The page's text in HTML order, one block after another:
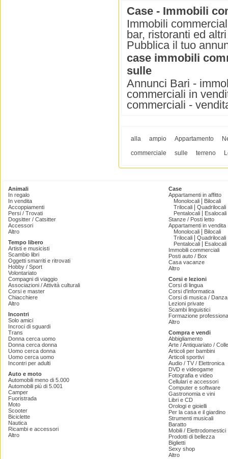
Case - Immobili
Immobili
bar, ristoranti ed
Pubblica il tuo
case immobili
sulle
Annunci Bari -
commerciali in
commerciali -
alla ampio Appartamento
commerciale
sulle terreno
Animali
In regalo
In vendita
Accoppiamenti
Persi / Trovati
Dogsitter / Catsitter
Accessori
Altro
Tempo libero
Artisti e musicisti
Scambio libri
Oggetti smarriti e ritrovati
Hobby / Sport
Volontariato
Compagni di viaggio
Associazioni / Attività culturali
Corsi e master
Chiacchiere
Altro
Incontri
Solo amici
Incroci di sguardi
Trans
Donna cerca uomo
Donna cerca donna
Uomo cerca donna
Uomo cerca uomo
Incontri per adulti
Auto e moto
Automobili meno di 5.000
Automobili più di 5.001
Camper
Fuoristrada
Moto
Scooter
Biciclette
Nautica
Ricambi e accessori
Altro
Case
Appartamenti in affitto
Monolocali
Bilocali
Trilocali
Quadrilocali
Pentalocali
Esalocali
Stanze / Posti letto
Appartamenti in vendita
Monolocali
Bilocali
Trilocali
Quadrilocali
Pentalocali
Esalocali
Immobili commerciali
Posti auto / Box
Casa vacanze
Altro
Corsi e lezioni
Corsi di lingua
Corsi d'informatica
Corsi di musica /
Lezioni private
Scambi linguistici
Formazione
Altro
Compra e vendi
Abbigliamento
Arte / Antiquariato /
Articoli per bambini
Articoli sportivi
Audio / TV / Elettronica
DVD e videogame
Fotografia e video
Cellulari e accessori
Computer e software
Gastronomia e vini
Libri e CD
Orologi e gioielli
Per la casa e il giardino
Strumenti musicali
Baratto
Mobili / Elettrodomestici
Prodotti di bellezza
Biglietti
Sexy shop
Altro